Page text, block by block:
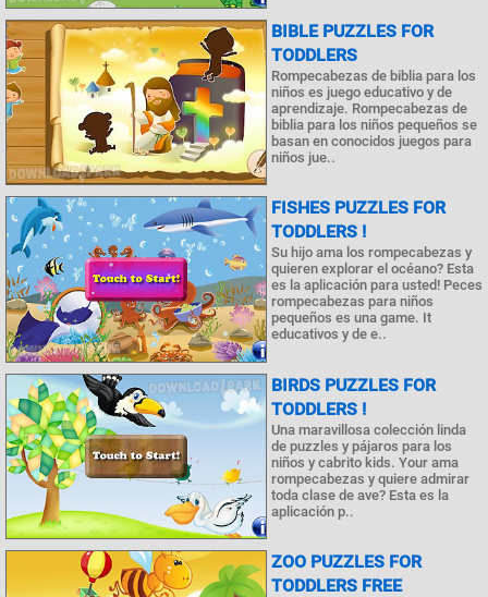
BIBLE PUZZLES FOR
TODDLERS
Rompecabezas de biblia para los
niños es juego educativo y de
aprendizaje. Rompecabezas de
biblia para los niños pequeños se
basan en conocidos juegos para
niños jue..
FISHES PUZZLES FOR
TODDLERS !
Su hijo ama los rompecabezas y
quieren explorar el océano? Esta
es la aplicación para usted! Peces
rompecabezas para niños
pequeños es una game. It
educativos y de e..
BIRDS PUZZLES FOR
TODDLERS !
Una maravillosa colección linda
de puzzles y pájaros para los
niños y cabrito kids. Your ama
rompecabezas y quiere admirar
toda clase de ave? Esta es la
aplicación p..
ZOO PUZZLES FOR
TODDLERS FREE